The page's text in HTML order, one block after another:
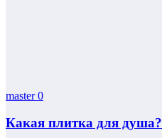
master0
Какая плитка для душа?